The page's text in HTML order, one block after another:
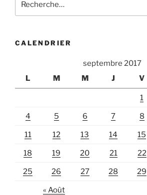
pour
CALENDRIER
septembre 2017
L
M M J V
1
4 5 6 7 8
11 12 13 14 15
18 19 20 21 22
25 26 27 28 29
« Août